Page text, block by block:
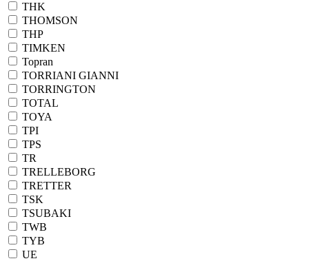
THK
THOMSON
THP
TIMKEN
Topran
TORRIANI GIANNI
TORRINGTON
TOTAL
TOYA
TPI
TPS
TR
TRELLEBORG
TRETTER
TSK
TSUBAKI
TWB
TYB
UE